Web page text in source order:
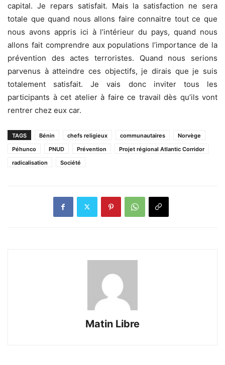
capital. Je repars satisfait. Mais la satisfaction ne sera
totale que quand nous allons faire connaitre tout ce que
nous avons appris ici à l’intérieur du pays, quand nous
allons fait comprendre aux populations l’importance de la
prévention des actes terroristes. Quand nous serions
parvenus à atteindre ces objectifs, je dirais que je suis
totalement satisfait. Je vais donc inviter tous les
participants à cet atelier à faire ce travail dès qu’ils vont
rentrer chez eux car.
TAGS Bénin chefs religieux communautaires
Norvège
Péhunco
PNUD Prévention
Projet régional Atlantic Corridor
radicalisation
Société
Matin Libre